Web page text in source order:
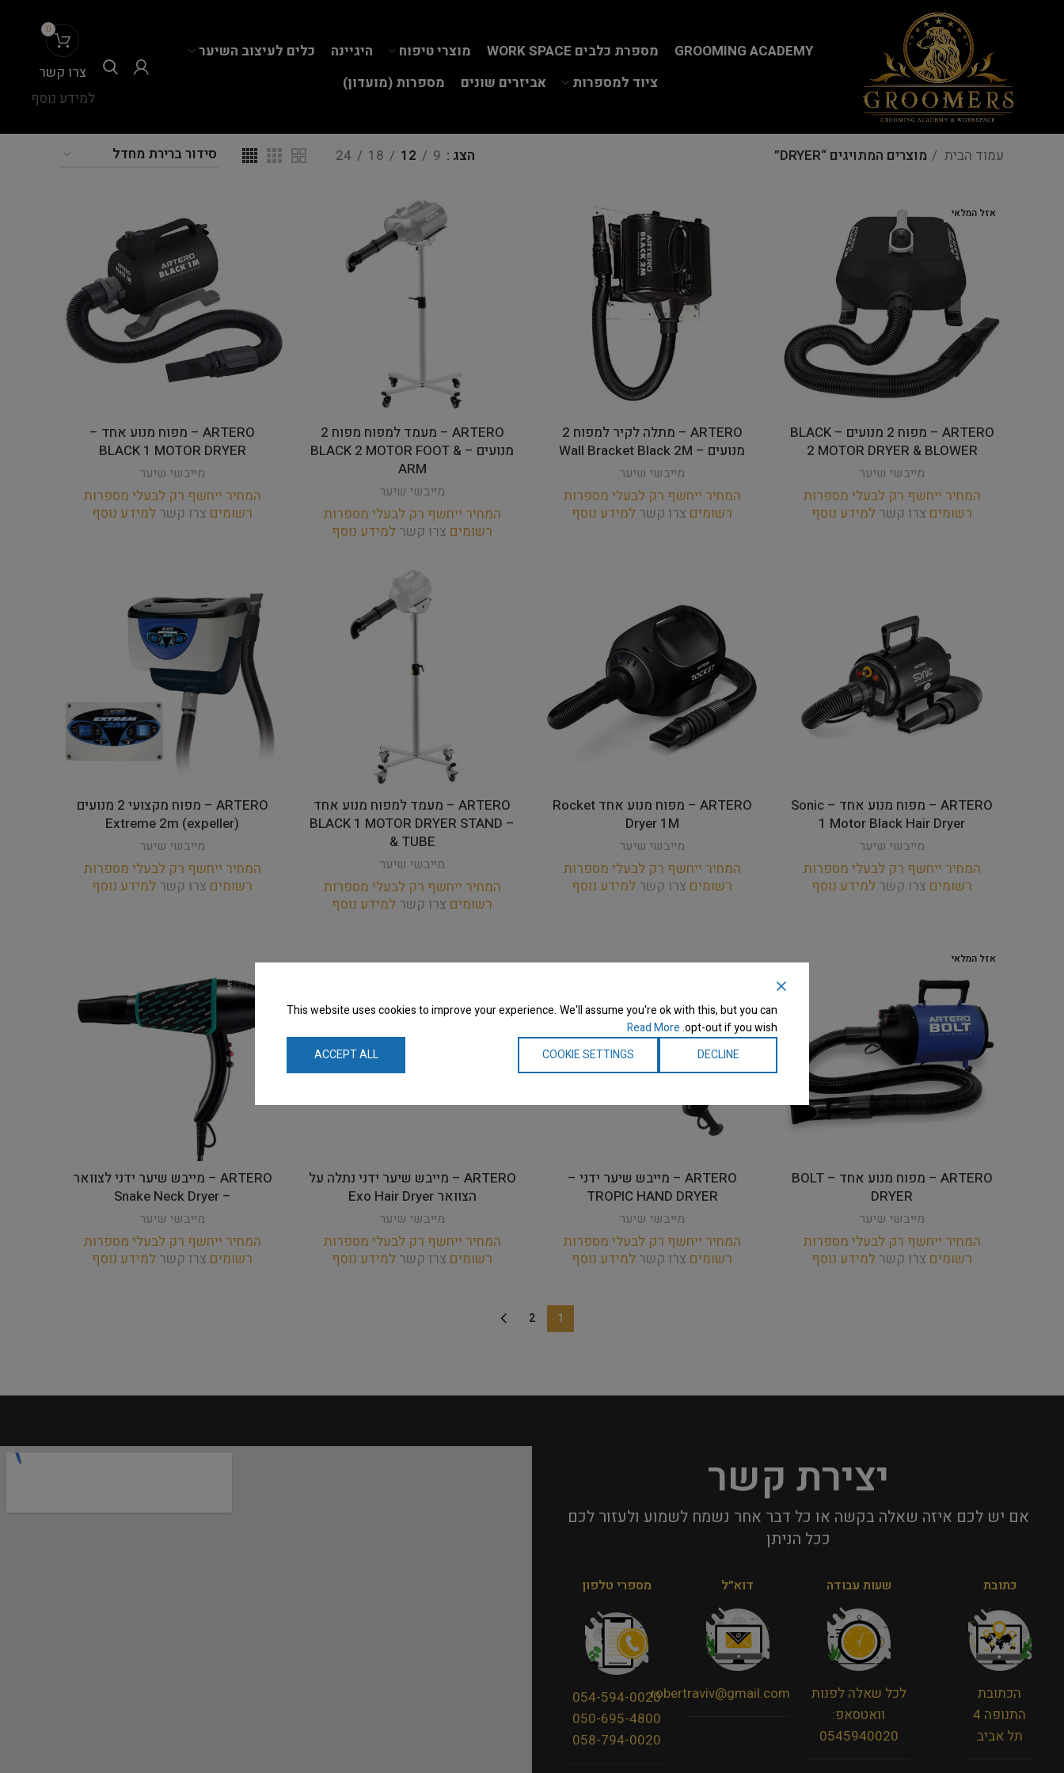
GROOMING ACADEMY מספרת כלבים WORK SPACE מוצרי טיפוח היגיינה
כלים לעיצוב השיער
ציוד למספרות
אביזרים שונים מספרות (מועדון)
0
צרו קשר
למידע נוסף
עמוד הבית מוצרים המתויגים “DRYER” הצג 9
12
18
24
אזל המלאי
ARTERO – מפוח 2 מנועים – BLACK
2 MOTOR DRYER & BLOWER
מייבשי שיער
המחיר ייחשף רק לבעלי מספרות
רשומים צרו קשר למידע נוסף
ARTERO – מתלה לקיר למפוח 2
מנועים – Wall Bracket Black 2M
מייבשי שיער
המחיר ייחשף רק לבעלי מספרות
רשומים צרו קשר למידע נוסף
ARTERO – מעמד למפוח מפוח 2
מנועים – BLACK 2 MOTOR FOOT &
ARM
מייבשי שיער
המחיר ייחשף רק לבעלי מספרות
רשומים צרו קשר למידע נוסף
ARTERO – מפוח מנוע אחד –
BLACK 1 MOTOR DRYER
מייבשי שיער
המחיר ייחשף רק לבעלי מספרות
רשומים צרו קשר למידע נוסף
ARTERO – מפוח מנוע אחד – Sonic
1 Motor Black Hair Dryer
מייבשי שיער
המחיר ייחשף רק לבעלי מספרות
רשומים צרו קשר למידע נוסף
ARTERO – מפוח מנוע אחד Rocket
Dryer 1M
מייבשי שיער
המחיר ייחשף רק לבעלי מספרות
רשומים צרו קשר למידע נוסף
ARTERO – מעמד למפוח מנוע אחד
– BLACK 1 MOTOR DRYER STAND
& TUBE
מייבשי שיער
המחיר ייחשף רק לבעלי מספרות
רשומים צרו קשר למידע נוסף
ARTERO – מפוח מקצועי 2 מנועים
Extreme 2m (expeller)
מייבשי שיער
המחיר ייחשף רק לבעלי מספרות
רשומים צרו קשר למידע נוסף
אזל המלאי
ARTERO – מפוח מנוע אחד – BOLT
DRYER
מייבשי שיער
המחיר ייחשף רק לבעלי מספרות
רשומים צרו קשר למידע נוסף
ARTERO – מייבש שיער ידני –
TROPIC HAND DRYER
מייבשי שיער
המחיר ייחשף רק לבעלי מספרות
רשומים צרו קשר למידע נוסף
ARTERO – מייבש שיער ידני נתלה על
הצוואר Exo Hair Dryer
מייבשי שיער
המחיר ייחשף רק לבעלי מספרות
רשומים צרו קשר למידע נוסף
ARTERO – מייבש שיער ידני לצוואר
– Snake Neck Dryer
מייבשי שיער
המחיר ייחשף רק לבעלי מספרות
רשומים צרו קשר למידע נוסף
1
2
יצירת קשר
אם יש לכם איזה שאלה בקשה או כל דבר אחר נשמח לשמוע ולעזור לכם
ככל הניתן​
כתובת
הכתובת
התנופה 4
תל אביב
שעות עבודה
לכל שאלה לפנות
וואטסאפ:
0545940020
דוא״ל
robertraviv@gmail.com
מספרי טלפון
054-594-0020
050-695-4800
058-794-0020
This website uses cookies to improve your experience. We'll assume you're ok with this, but you can
opt-out if you wish.
Read More
DECLINE
COOKIE SETTINGS
ACCEPT ALL